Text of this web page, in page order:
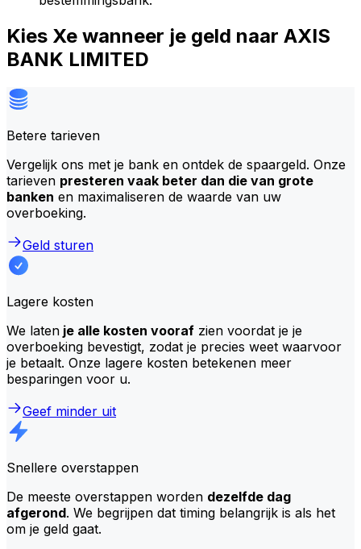
Kies Xe wanneer je geld naar AXIS
BANK LIMITED
Betere tarieven
Vergelijk ons met je bank en ontdek de spaargeld. Onze
tarieven presteren vaak beter dan die van grote
banken en maximaliseren de waarde van uw
overboeking.
Geld sturen
Lagere kosten
We laten je alle kosten vooraf zien voordat je je
overboeking bevestigt, zodat je precies weet waarvoor
je betaalt. Onze lagere kosten betekenen meer
besparingen voor u.
Geef minder uit
Snellere overstappen
De meeste overstappen worden dezelfde dag
afgerond. We begrijpen dat timing belangrijk is als het
om je geld gaat.